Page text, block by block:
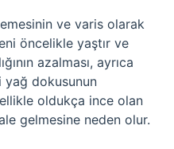
ve varis olarak
öncelikle yaştır ve
azalması, ayrıca
yağ dokusunun
oldukça ince olan
gelmesine neden olur.